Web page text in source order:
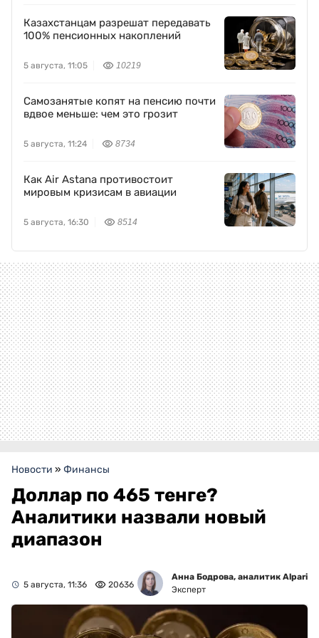
Казахстанцам разрешат передавать
100% пенсионных накоплений
5 августа, 11:05 10219
Самозанятые копят на пенсию почти
вдвое меньше: чем это грозит
5 августа, 11:24 8734
Как Air Astana противостоит
мировым кризисам в авиации
5 августа, 16:30 8514
Новости » Финансы
Доллар по 465 тенге?
Аналитики назвали новый
диапазон
5 августа, 11:36 20636
Анна Бодрова, аналитик Alpari
Эксперт